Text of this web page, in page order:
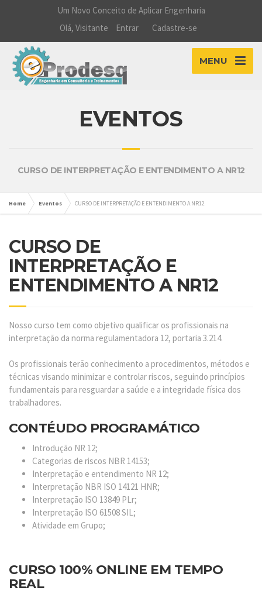
Um Novo Conceito de Aplicar Engenharia
Olá, Visitante
Entrar Cadastre-se
MENU
EVENTOS
CURSO DE INTERPRETAÇÃO E ENTENDIMENTO A NR12
Home Eventos CURSO DE INTERPRETAÇÃO E ENTENDIMENTO A NR12
CURSO DE
INTERPRETAÇÃO E
ENTENDIMENTO A NR12
Nosso curso tem como objetivo qualificar os profissionais na
interpretação da norma regulamentadora 12, portaria 3.214.
Os profissionais terão conhecimento a procedimentos, métodos e
técnicas visando minimizar e controlar riscos, seguindo princípios
fundamentais para resguardar a saúde e a integridade física dos
trabalhadores.
CONTÉUDO PROGRAMÁTICO
Introdução NR 12;
Categorias de riscos NBR 14153;
Interpretação e entendimento NR 12;
Interpretação NBR ISO 14121 HNR;
Interpretação ISO 13849 PLr;
Interpretação ISO 61508 SIL;
Atividade em Grupo;
CURSO 100% ONLINE EM TEMPO
REAL